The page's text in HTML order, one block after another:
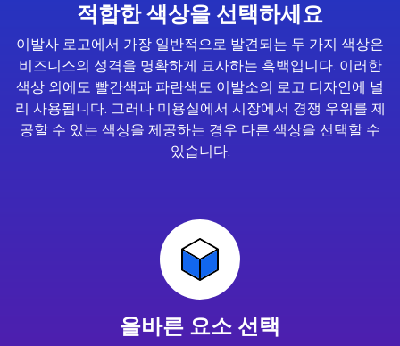
적합한 색상을 선택하세요
이발사 로고에서 가장 일반적으로 발견되는 두 가지 색상은
비즈니스의 성격을 명확하게 묘사하는 흑백입니다. 이러한
색상 외에도 빨간색과 파란색도 이발소의 로고 디자인에 널
리 사용됩니다. 그러나 미용실에서 시장에서 경쟁 우위를 제
공할 수 있는 색상을 제공하는 경우 다른 색상을 선택할 수
있습니다.
올바른 요소 선택